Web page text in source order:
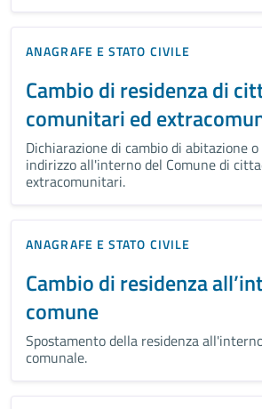
ANAGRAFE E STATO CIVILE
Cambio di residenza di
comunitari ed
Dichiarazione di cambio di abitazione
indirizzo all'interno del Comune di
extracomunitari.
ANAGRAFE E STATO CIVILE
Cambio di residenza
comune
Spostamento della residenza
comunale.